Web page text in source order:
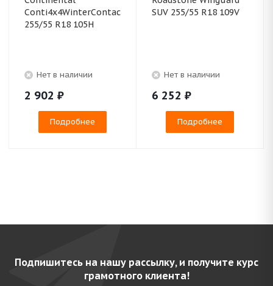
Conti4x4WinterContact
255/55 R18 105H
Нет в наличии
2 902 ₽
Подробнее
SUV 255/55 R18 109V
Нет в наличии
6 252 ₽
Подробнее
Подпишитесь на нашу рассылку, и получите курс
грамотного клиента!